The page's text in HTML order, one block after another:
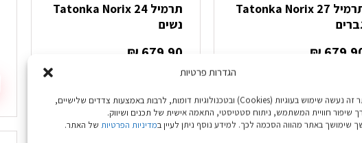
הגדרות פרטיות
באתר זה נעשה שימוש בעוגיות (Cookies) ובטכנולוגיות דומות, לרבות באמצעות צדדים שלישיים,
שיפור חוויית המשתמש, ניתוח סטטיסטי, התאמה אישית של תכנים ושיווק.
שימושך באתר מהווה הסכמה לכך. למידע נוסף ניתן לעיין במדיניות הפרטיות של האתר.
תרמיל Tatonka Norix 27
₪
תרמיל Tatonka Norix 24
נשים
₪ 679.90
למוצר
זה